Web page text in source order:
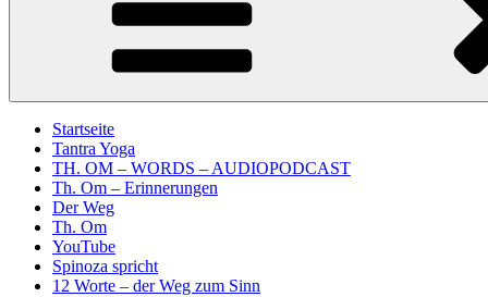
Startseite
Tantra Yoga
TH. OM – WORDS – AUDIOPODCAST
Th. Om – Erinnerungen
Der Weg
Th. Om
YouTube
Spinoza spricht
12 Worte – der Weg zum Sinn